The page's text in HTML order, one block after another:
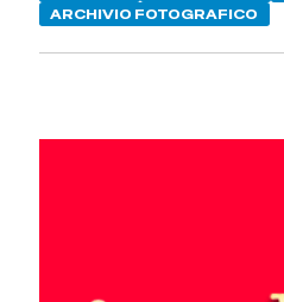
ARCHIVIO FOTOGRAFICO